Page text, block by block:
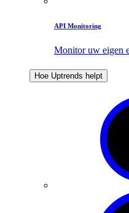
API Monitoring
Monitor uw eigen
Hoe Uptrends helpt